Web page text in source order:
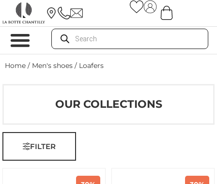
Home / Men's shoes / Loafers
OUR COLLECTIONS
FILTER